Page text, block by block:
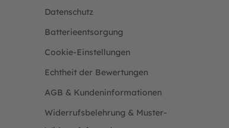
Datenschutz
Batterieentsorgung
Cookie-Einstellungen
Echtheit der Bewertungen
AGB & Kundeninformationen
Widerrufsbelehrung & Muster-